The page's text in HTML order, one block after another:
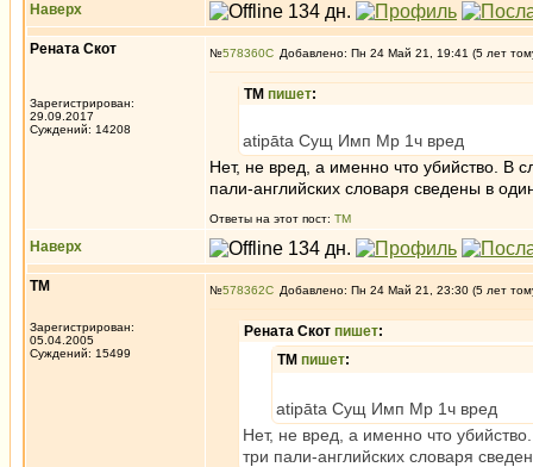
Наверх
Рената Скот
Зарегистрирован:
29.09.2017
Суждений: 14208
№578360 Добавлено: Пн 24 Май 21, 19:41 (5 лет
ТМ пишет:
atipāta Сущ Имп Мр 1ч вред
Нет, не вред, а именно что убийство. В
пали-английских словаря сведены в
Ответы на этот пост: ТМ
Наверх
ТМ
Зарегистрирован:
05.04.2005
Суждений: 15499
№578362 Добавлено: Пн 24 Май 21, 23:30 (5 лет
Рената Скот пишет:
ТМ пишет:
atipāta Сущ Имп Мр 1ч вред
Нет, не вред, а именно что
три пали-английских словаря